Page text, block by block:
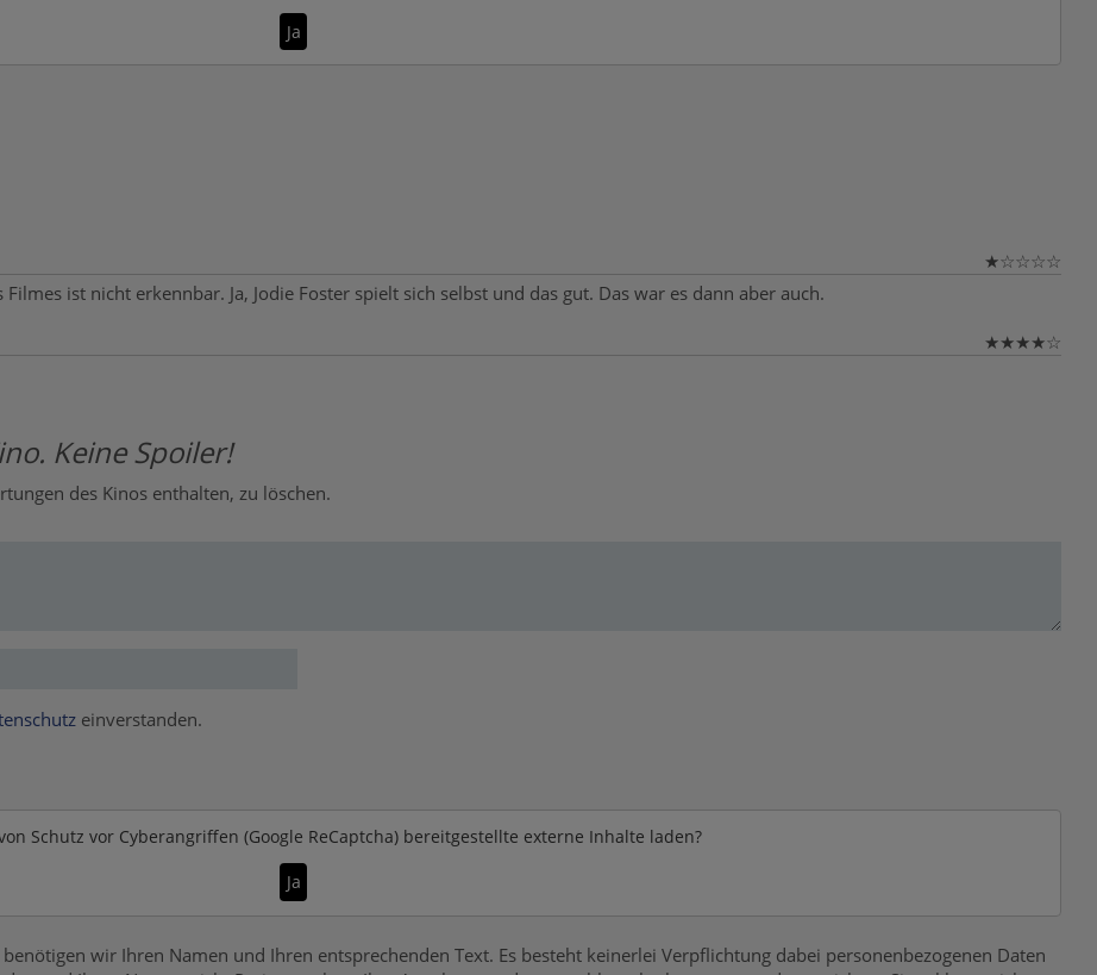
Ja
★☆☆☆☆
ist nicht erkennbar. Ja, Jodie Foster spielt sich selbst und das gut. Das war es dann aber auch.
★★★★☆
Keine Spoiler!
des Kinos enthalten, zu löschen.
einverstanden.
Schutz vor Cyberangriffen (Google ReCaptcha)bereitgestellte externe Inhalte laden?
Ja
wir Ihren Namen und Ihren entsprechenden Text. Es besteht keinerlei Verpflichtung dabei personenbezogenen Daten